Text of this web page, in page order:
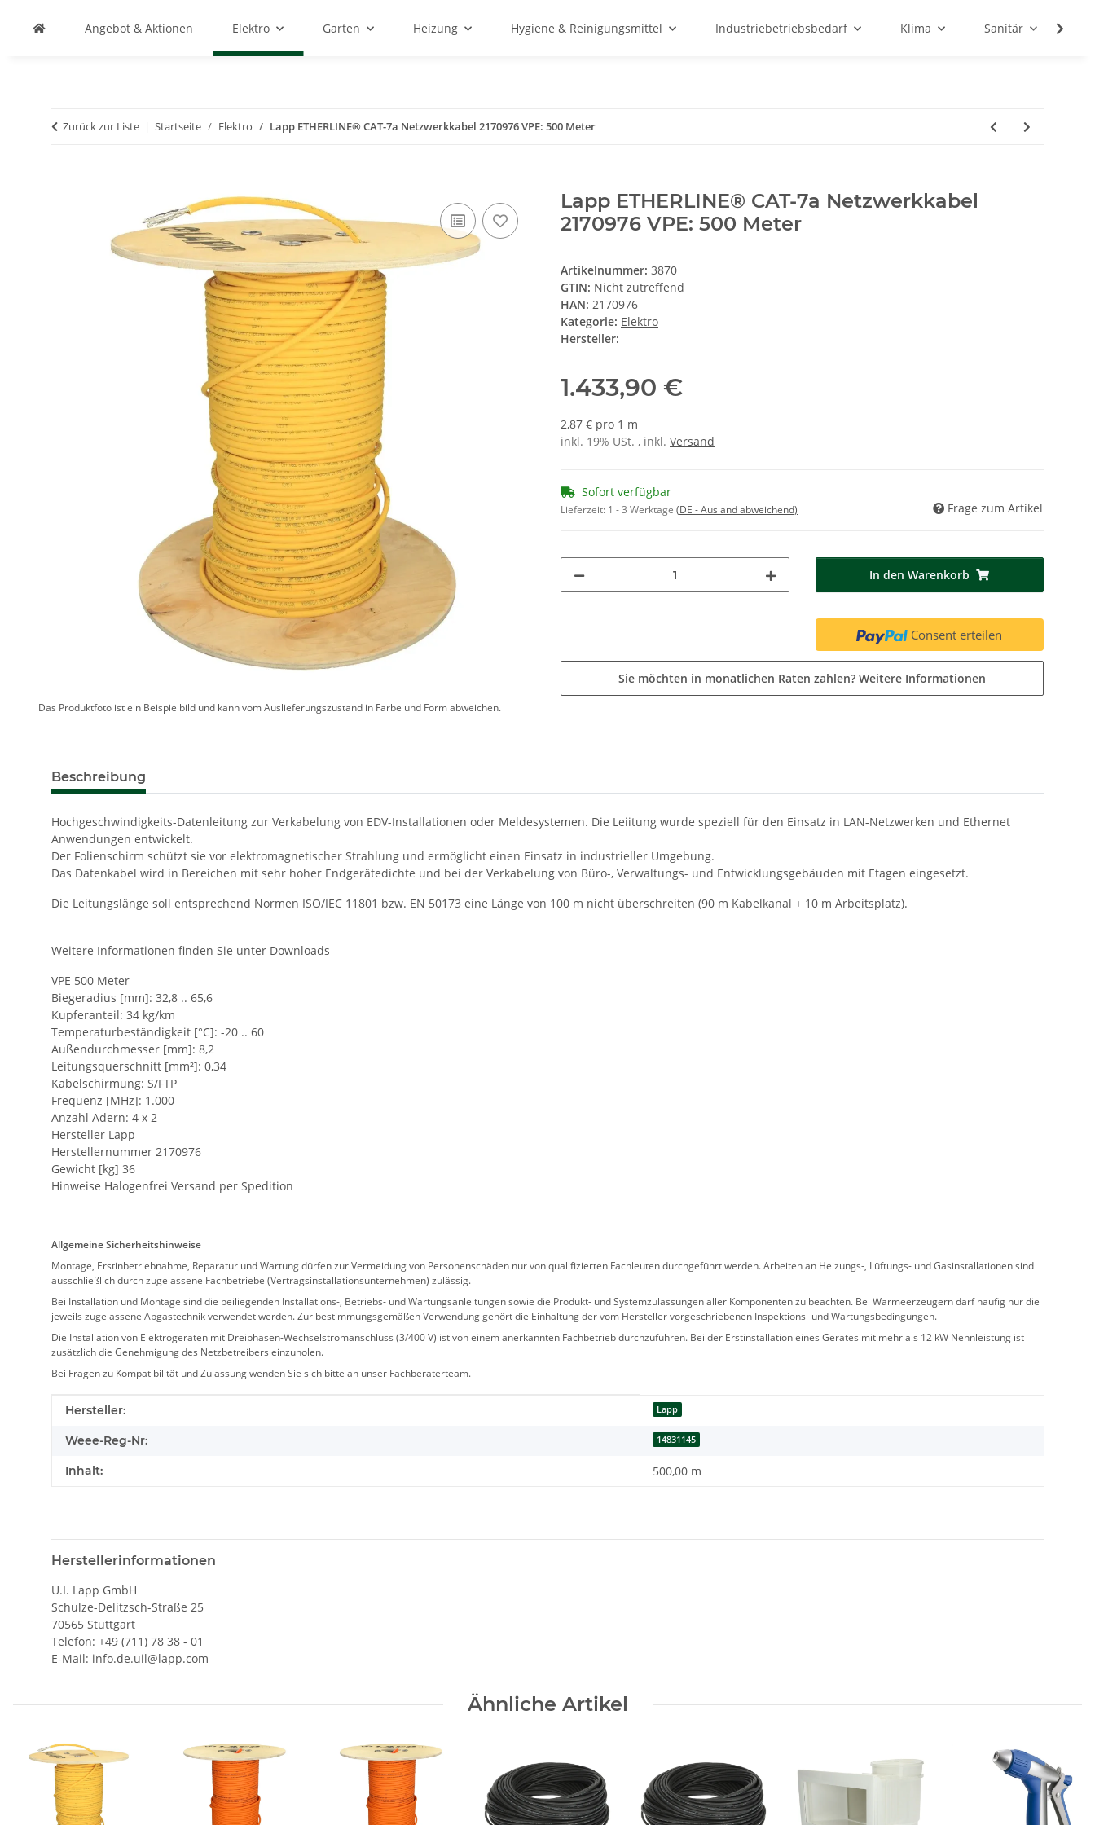
Angebot & Aktionen Elektro Garten Heizung Hygiene & Reinigungsmittel Industriebetriebsbedarf Klima Sanitär
Zurück zur Liste Startseite Elektro Lapp ETHERLINE® CAT-7a Netzwerkkabel 2170976 VPE: 500 Meter
Das Produktfoto ist ein Beispielbild und kann vom Auslieferungszustand in Farbe und Form abweichen.
Lapp ETHERLINE® CAT-7a Netzwerkkabel
2170976 VPE: 500 Meter
Artikelnummer: 3870
GTIN: Nicht zutreffend
HAN: 2170976
Kategorie: Elektro
Hersteller:
1.433,90 €
2,87 € pro 1 m
inkl. 19% USt. , inkl. Versand
Sofort verfügbar
Lieferzeit: 1 - 3 Werktage (DE - Ausland abweichend) Frage zum Artikel
In den Warenkorb
Consent erteilen
Sie möchten in monatlichen Raten zahlen? Weitere Informationen
Beschreibung
Hochgeschwindigkeits-Datenleitung zur Verkabelung von EDV-Installationen oder Meldesystemen. Die Leiitung wurde speziell für den Einsatz in LAN-Netzwerken und Ethernet
Anwendungen entwickelt.
Der Folienschirm schützt sie vor elektromagnetischer Strahlung und ermöglicht einen Einsatz in industrieller Umgebung.
Das Datenkabel wird in Bereichen mit sehr hoher Endgerätedichte und bei der Verkabelung von Büro-, Verwaltungs- und Entwicklungsgebäuden mit Etagen eingesetzt.
Die Leitungslänge soll entsprechend Normen ISO/IEC 11801 bzw. EN 50173 eine Länge von 100 m nicht überschreiten (90 m Kabelkanal + 10 m Arbeitsplatz).
Weitere Informationen finden Sie unter Downloads
VPE 500 Meter
Biegeradius [mm]: 32,8 .. 65,6
Kupferanteil: 34 kg/km
Temperaturbeständigkeit [°C]: -20 .. 60
Außendurchmesser [mm]: 8,2
Leitungsquerschnitt [mm²]: 0,34
Kabelschirmung: S/FTP
Frequenz [MHz]: 1.000
Anzahl Adern: 4 x 2
Hersteller Lapp
Herstellernummer 2170976
Gewicht [kg] 36
Hinweise Halogenfrei Versand per Spedition
Allgemeine Sicherheitshinweise
Montage, Erstinbetriebnahme, Reparatur und Wartung dürfen zur Vermeidung von Personenschäden nur von qualifizierten Fachleuten durchgeführt werden. Arbeiten an Heizungs-, Lüftungs- und Gasinstallationen sind
ausschließlich durch zugelassene Fachbetriebe (Vertragsinstallationsunternehmen) zulässig.
Bei Installation und Montage sind die beiliegenden Installations-, Betriebs- und Wartungsanleitungen sowie die Produkt- und Systemzulassungen aller Komponenten zu beachten. Bei Wärmeerzeugern darf häufig nur die
jeweils zugelassene Abgastechnik verwendet werden. Zur bestimmungsgemäßen Verwendung gehört die Einhaltung der vom Hersteller vorgeschriebenen Inspektions- und Wartungsbedingungen.
Die Installation von Elektrogeräten mit Dreiphasen-Wechselstromanschluss (3/400 V) ist von einem anerkannten Fachbetrieb durchzuführen. Bei der Erstinstallation eines Gerätes mit mehr als 12 kW Nennleistung ist
zusätzlich die Genehmigung des Netzbetreibers einzuholen.
Bei Fragen zu Kompatibilität und Zulassung wenden Sie sich bitte an unser Fachberaterteam.
Produkteigenschaft
Wert
Hersteller: Lapp
Weee-Reg-Nr: 14831145
Inhalt: 500,00 m
Herstellerinformationen
U.I. Lapp GmbH
Schulze-Delitzsch-Straße 25
70565 Stuttgart
Telefon: +49 (711) 78 38 - 01
E-Mail: info.de.uil@lapp.com
Ähnliche Artikel